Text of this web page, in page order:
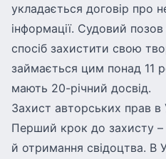
укладається договір про
інформації. Судовий
спосіб захистити свою
займається цим понад 11
мають 20-річний досвід.
Захист авторських прав в
Перший крок до захисту –
й отримання свідоцтва. В